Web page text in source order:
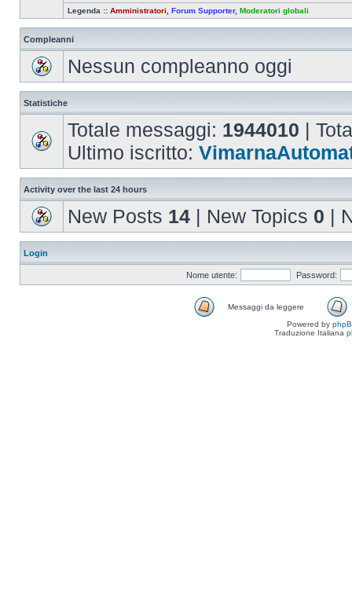
Legenda :: Amministratori Forum Supporter, Moderatori globali
Compleanni
Nessun compleanno oggi
Statistiche
Totale messaggi: 1944010 |
Ultimo iscritto:
Activity over the last 24 hours
New Posts 14 | New Topics 0 |
Login
Nome utente: Password:
Messaggi da leggere
Powered by
Traduzione Italiana